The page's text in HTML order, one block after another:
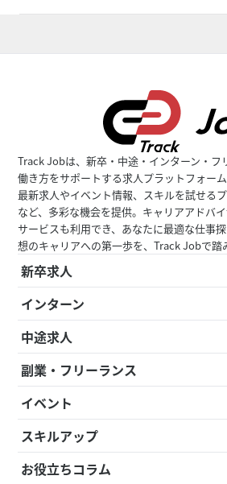
Track Jobは、新卒・中途・インターン・フ
働き方をサポートする求人プラットフォー
最新求人やイベント情報、スキルを試せる
など、多彩な機会を提供。キャリアアドバ
サービスも利用でき、あなたに最適な仕事
想のキャリアへの第一歩を、Track Jobで踏
新卒求人
インターン
中途求人
副業・フリーランス
イベント
スキルアップ
お役立ちコラム